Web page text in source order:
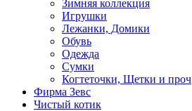
Зимняя коллекция
Игрушки
Лежанки, Домики
Обувь
Одежда
Сумки
Когтеточки, Щетки и проч
Фирма Зевс
Чистый котик